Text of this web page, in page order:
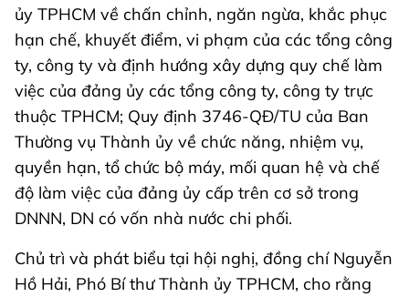
ủy TPHCM về chấn chỉnh, ngăn ngừa, khắc phục
hạn chế, khuyết điểm, vi phạm của các tổng công
ty, công ty và định hướng xây dựng quy chế làm
việc của đảng ủy các tổng công ty, công ty trực
thuộc TPHCM; Quy định 3746-QĐ/TU của Ban
Thường vụ Thành ủy về chức năng, nhiệm vụ,
quyền hạn, tổ chức bộ máy, mối quan hệ và chế
độ làm việc của đảng ủy cấp trên cơ sở trong
DNNN, DN có vốn nhà nước chi phối.
Chủ trì và phát biểu tại hội nghị, đồng chí Nguyễn
Hồ Hải, Phó Bí thư Thành ủy TPHCM, cho rằng